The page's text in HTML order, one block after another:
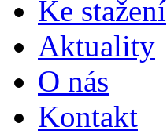
Ke stažení
Aktuality
O nás
Kontakt